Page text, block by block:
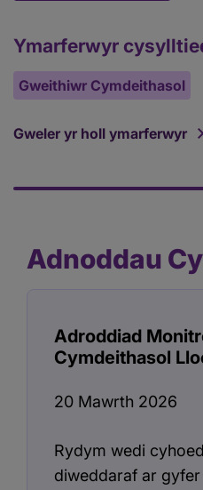
Ymarferwyr
Gweithiwr Cymdeithasol
Gweler yr holl ymarferwyr
Adnoddau
Adroddiad
Cymdeithasol
20 Mawrth 2026
Rydym wedi
diweddaraf ar gyfer